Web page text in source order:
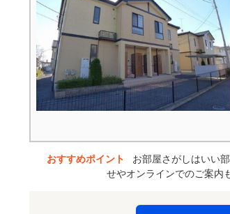
おすすめポイント
お部屋さがしはいい
せやオンラインでのご案内